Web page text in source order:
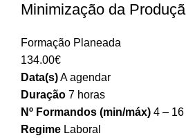
Minimização da
Formação Planeada
134.00€
Data(s)A agendar
Duração 7 horas
Nº Formandos (min/máx) 4 – 16
Regime Laboral